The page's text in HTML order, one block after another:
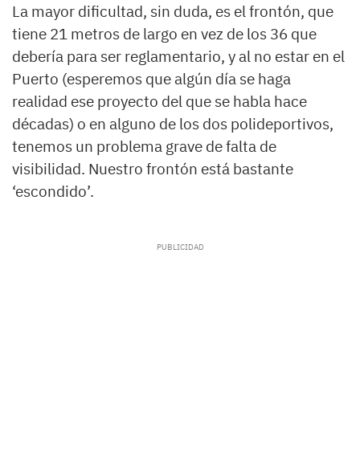
La mayor dificultad, sin duda, es el frontón, que
tiene 21 metros de largo en vez de los 36 que
debería para ser reglamentario, y al no estar en el
Puerto (esperemos que algún día se haga
realidad ese proyecto del que se habla hace
décadas) o en alguno de los dos polideportivos,
tenemos un problema grave de falta de
visibilidad. Nuestro frontón está bastante
‘escondido’.